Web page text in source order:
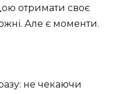
отримати своє
Але є моменти.
не чекаючи